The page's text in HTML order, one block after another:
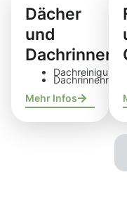
Dächer
und
Dachrinnen
Dachreinigung
Mehr Infos